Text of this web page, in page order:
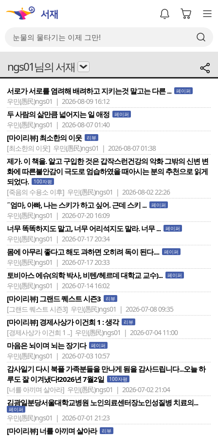
ngs01님의 서재
서로가 서로를 염려해 배려하고 지키는것 말고는 다른 ... 페이퍼
우민(愚民)ngs01 | 2026-08-09 16:12
두 사람의 삶만큼 넓어지는 일 애정 페이퍼
우민(愚民)ngs01 | 2026-08-07 01:40
[마이리뷰] 최소한의 이웃 리뷰
[최소한의 이웃] 우민(愚民)ngs01 | 2026-08-07 01:38
제가. 이 책을. 알고 구입한 것은 갑작스런건강의 악화 그밖의 신변 변
화에 따른불안감이 극도로 엄습하였을 때아시는 분의 추천으로 읽게
되었다.
100자평
[죽음의 수용소 이후] 우민(愚民)ngs01 | 2026-08-02 22:26
˝엄마, 아빠, 나는 스키가 하고 싶어. 근데 스키 ... 페이퍼
우민(愚民)ngs01 | 2026-07-20 16:09
너무 똑똑하지도 말고, 너무 어리석지도 말라. 너무 ... 페이퍼
우민(愚民)ngs01 | 2026-07-17 20:34
몸에 아무리 좋다고 해도 과하면 오히려 독이 된다.... 페이퍼
우민(愚民)ngs01 | 2026-07-17 20:33
토비아스 에슈(의학 박사, 비텐/헤르데 대학교 교수)... 페이퍼
우민(愚民)ngs01 | 2026-07-14 16:02
[마이리뷰] 그랜드 퀘스트 시즌3 리뷰
[그랜드 퀘스트 시즌3] 우민(愚民)ngs01 | 2026-07-08 09:35
[마이리뷰] 경제사상가 이건희 1 : 생각 리뷰
[경제사상가 이건희 1 ..] 우민(愚民)ngs01 | 2026-07-04 11:00
마음은 뇌이며 뇌는 장기다 페이퍼
우민(愚民)ngs01 | 2026-07-03 10:57
감사일기 다시 북플 가족분들을 만나게 됨을 감사드립니다...오늘 하
루도 잘 이겨냈다!2026년 7월2일
100자평
[너를 아끼며 살아라] 우민(愚民)ngs01 | 2026-07-02 21:04
김광일분당서울대학교병원 노인의료센터장노인성질병 치료의...
페이퍼
우민(愚民)ngs01 | 2026-07-01 21:23
[마이리뷰] 너를 아끼며 살아라 리뷰